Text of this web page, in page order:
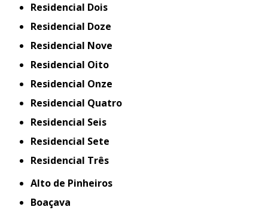
Residencial Dois
Residencial Doze
Residencial Nove
Residencial Oito
Residencial Onze
Residencial Quatro
Residencial Seis
Residencial Sete
Residencial Três
Alto de Pinheiros
Boaçava